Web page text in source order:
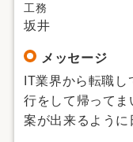
工務
坂井
メッセージ
IT業界から転職
行をして帰って
案が出来るように